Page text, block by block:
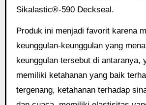
Sikalastic®-590 Deckseal.
Produk ini menjadi favorit karena
keunggulan-keunggulan yang
keunggulan tersebut di antaranya,
memiliki ketahanan yang baik
tergenang, ketahanan terhadap